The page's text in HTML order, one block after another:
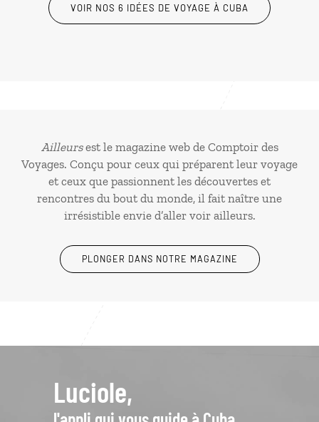
VOIR NOS 6 IDÉES DE VOYAGE À CUBA
Ailleursest le magazine web de Comptoir des
Voyages. Conçu pour ceux qui préparent leur voyage
et ceux que passionnent les découvertes et
rencontres du bout du monde, il fait naître une
irrésistible envie d’aller voir ailleurs.
PLONGER DANS NOTRE MAGAZINE
Luciole,